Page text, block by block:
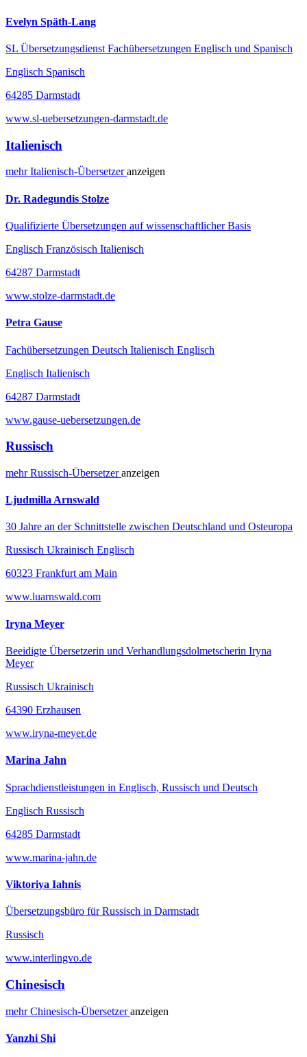
Evelyn Späth-Lang
SL Übersetzungsdienst Fachübersetzungen Englisch und Spanisch
Englisch Spanisch
64285 Darmstadt
www.sl-uebersetzungen-darmstadt.de
Italienisch
mehrItalienisch-Übersetzeranzeigen
Dr. Radegundis Stolze
Qualifizierte Übersetzungen auf wissenschaftlicher Basis
Englisch Französisch Italienisch
64287 Darmstadt
www.stolze-darmstadt.de
Petra Gause
Fachübersetzungen Deutsch Italienisch Englisch
Englisch Italienisch
64287 Darmstadt
www.gause-uebersetzungen.de
Russisch
mehrRussisch-Übersetzeranzeigen
Ljudmilla Arnswald
30 Jahre an der Schnittstelle zwischen Deutschland und Osteuropa
Russisch Ukrainisch Englisch
60323 Frankfurt am Main
www.luarnswald.com
Iryna Meyer
Beeidigte Übersetzerin und Verhandlungsdolmetscherin Iryna
Meyer
Russisch Ukrainisch
64390 Erzhausen
www.iryna-meyer.de
Marina Jahn
Sprachdienstleistungen in Englisch, Russisch und Deutsch
Englisch Russisch
64285 Darmstadt
www.marina-jahn.de
Viktoriya Iahnis
Übersetzungsbüro für Russisch in Darmstadt
Russisch
www.interlingvo.de
Chinesisch
mehrChinesisch-Übersetzeranzeigen
Yanzhi Shi